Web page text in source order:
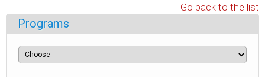
Go back to the list
Programs